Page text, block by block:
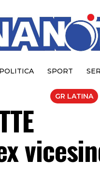
POLITICA SPORT
GR LATINA